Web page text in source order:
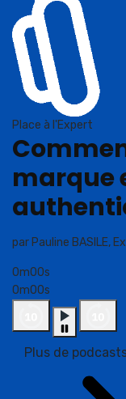
Place à l'Expert
marque
par Pauline BASILE,
0m00s
0m00s
Plus de